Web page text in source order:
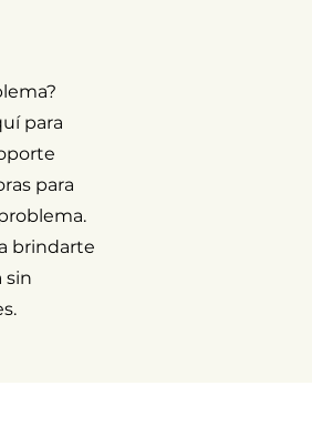
para
para
brindarte
sin